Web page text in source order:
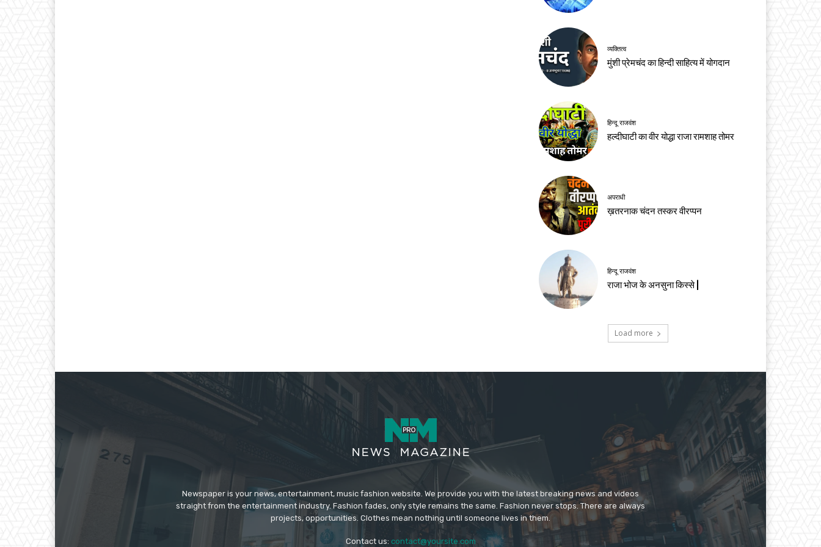
व्यक्तित्व
मुंशी प्रेमचंद का हिन्दी साहित्य में योगदान
हिन्दू राजवंश
हल्दीघाटी का वीर योद्धा राजा रामशाह तोमर
अपराधी
ख़तरनाक चंदन तस्कर वीरप्पन
हिन्दू राजवंश
राजा भोज के अनसुना किस्से |
Load more
Newspaper is your news, entertainment, music fashion website. We provide you with the latest breaking news and videos
straight from the entertainment industry. Fashion fades, only style remains the same. Fashion never stops. There are always
projects, opportunities. Clothes mean nothing until someone lives in them.
Contact us: contact@yoursite.com